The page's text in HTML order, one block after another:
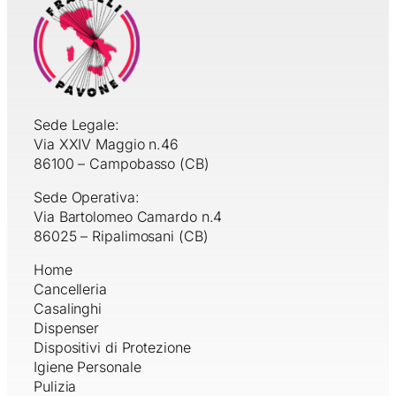
Sede Legale:
Via XXIV Maggio n.46
86100 – Campobasso (CB)
Sede Operativa:
Via Bartolomeo Camardo n.4
86025 – Ripalimosani (CB)
Home
Cancelleria
Casalinghi
Dispenser
Dispositivi di Protezione
Igiene Personale
Pulizia